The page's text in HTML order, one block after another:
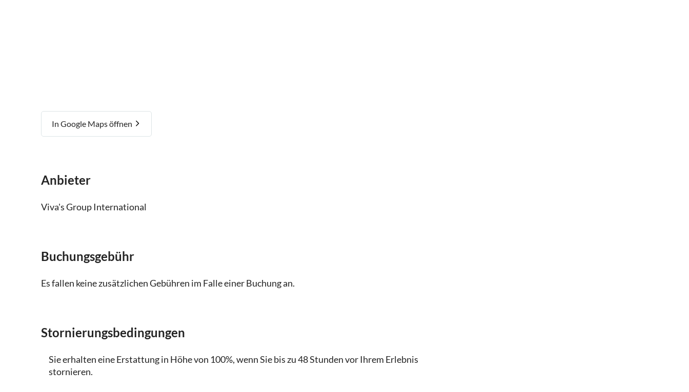
In Google Maps öffnen
Anbieter
Viva's Group International
Buchungsgebühr
Es fallen keine zusätzlichen Gebühren im Falle einer Buchung an.
Stornierungsbedingungen
Sie erhalten eine Erstattung in Höhe von 100%, wenn Sie bis zu 48 Stunden vor Ihrem Erlebnis
stornieren.